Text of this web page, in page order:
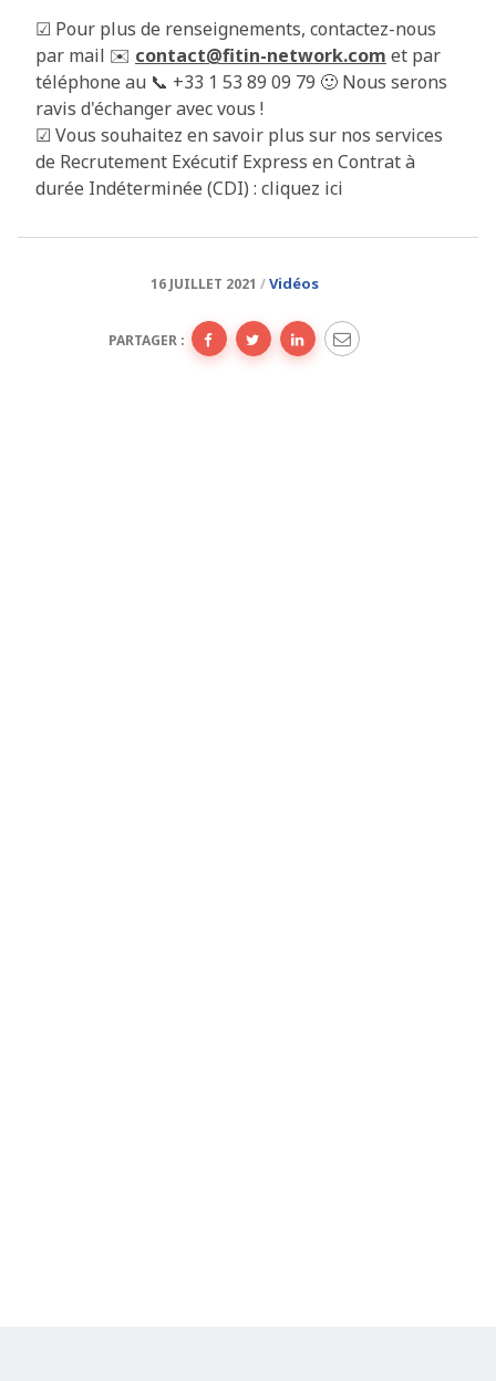
☑︎ Pour plus de renseignements, contactez-nous
par mail ✉️ contact@fitin-network.com et par
téléphone au 📞 +33 1 53 89 09 79 🙂 Nous serons
ravis d'échanger avec vous !
☑ Vous souhaitez en savoir plus sur nos services
de Recrutement Exécutif Express en Contrat à
durée Indéterminée (CDI) : cliquez ici
16 JUILLET 2021 Vidéos
PARTAGER :